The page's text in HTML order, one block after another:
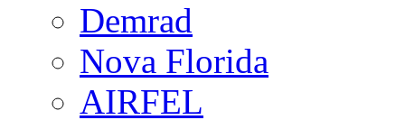
Demrad
Nova Florida
AIRFEL